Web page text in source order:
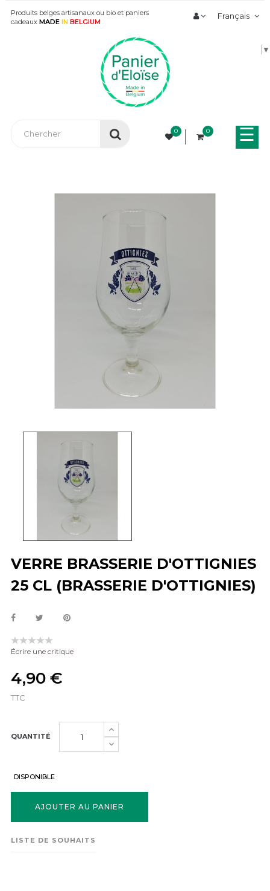
Produits belges artisanaux ou bio et paniers
cadeaux MADE IN BELGIUM
Français
▼
0 0
la
☰
VERRE BRASSERIE D'OTTIGNIES
25 CL (BRASSERIE D'OTTIGNIES)
Écrire une critique
4,90 €
TTC
QUANTITÉ
DISPONIBLE
AJOUTER AU PANIER
LISTE DE SOUHAITS